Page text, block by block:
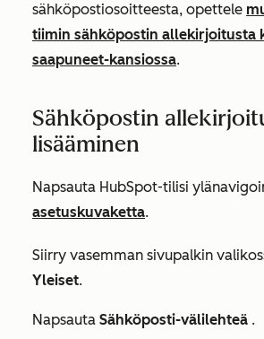
sähköpostiosoitteesta, opettele
tiimin sähköpostin allekirjoitusta
saapuneet-kansiossa.
Sähköpostin
lisääminen
Napsauta HubSpot-tilisi
asetuskuvaketta.
Siirry vasemman sivupalkin
Yleiset.
Napsauta Sähköposti-välilehteä .